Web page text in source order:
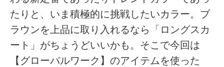
たりと、いま積極的に挑戦したいカラー。ブ
ラウンを上品に取り入れるなら「ロングスカ
ート」がちょうどいいかも。そこで今回は
【グローバルワーク】のアイテムを使った